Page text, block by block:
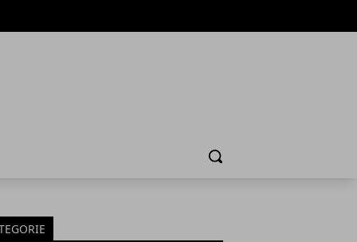
Cerca